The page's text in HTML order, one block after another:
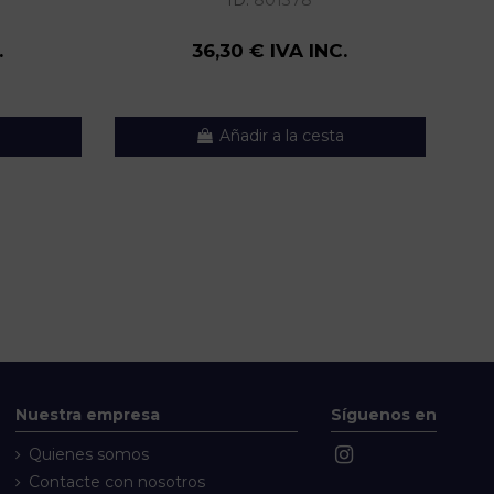
36,30 € IVA INC.
Añadir a la cesta
Nuestra empresa
Quienes somos
Contacte con nosotros
Síguenos en